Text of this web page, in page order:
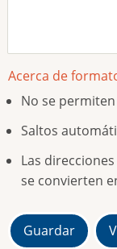
Acerca de
No se
Saltos
Las
se convierten